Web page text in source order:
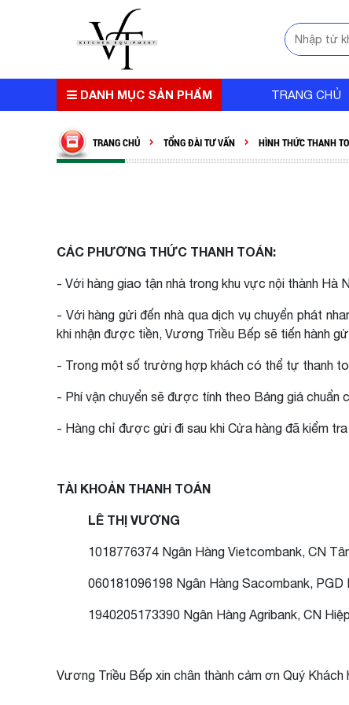
DANH MỤC SẢN PHẨM TRANG CHỦ
TRANG CHỦ TỔNG ĐÀI TƯ VẤN HÌNH THỨC THANH
CÁC PHƯƠNG THỨC THANH TOÁN:
- Với hàng giao tận nhà trong khu vực nội thành Hà
- Với hàng gửi đến nhà qua dịch vụ chuyển phát
khi nhận được tiền, Vương Triều Bếp sẽ tiến hành
- Trong một số trường hợp khách có thể tự thanh
- Phí vận chuyển sẽ được tính theo Bảng giá chuẩn
- Hàng chỉ được gửi đi sau khi Cửa hàng đã kiểm
TÀI KHOẢN THANH TOÁN
LÊ THỊ VƯƠNG
1018776374 Ngân Hàng Vietcombank, CN
060181096198 Ngân Hàng Sacombank, PGD
1940205173390 Ngân Hàng Agribank, CN
Vương Triều Bếp xin chân thành cảm ơn Quý Khách